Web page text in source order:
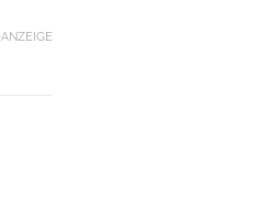
ANZEIGE